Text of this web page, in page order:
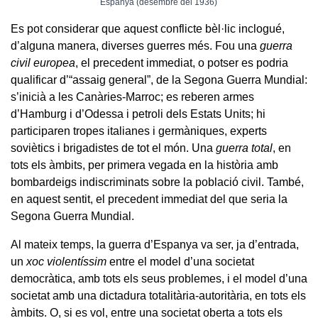
Es pot considerar que aquest conflicte bèl·lic inclogué,
d’alguna manera, diverses guerres més. Fou una guerra
civil europea, el precedent immediat, o potser es podria
qualificar d’“assaig general”, de la Segona Guerra Mundial:
s’inicià a les Canàries-Marroc; es reberen armes
d’Hamburg i d’Odessa i petroli dels Estats Units; hi
participaren tropes italianes i germàniques, experts
soviètics i brigadistes de tot el món. Una guerra total, en
tots els àmbits, per primera vegada en la història amb
bombardeigs indiscriminats sobre la població civil. També,
en aquest sentit, el precedent immediat del que seria la
Segona Guerra Mundial.
Al mateix temps, la guerra d’Espanya va ser, ja d’entrada,
un xoc violentíssim entre el model d’una societat
democràtica, amb tots els seus problemes, i el model d’una
societat amb una dictadura totalitària-autoritària, en tots els
àmbits. O, si es vol, entre una societat oberta a tots els